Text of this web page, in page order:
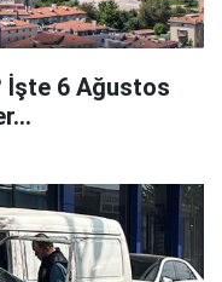
İşte 6 Ağustos